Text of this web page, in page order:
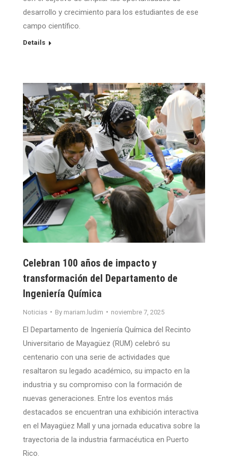
desarrollo y crecimiento para los estudiantes de ese
campo científico.
Details
Celebran 100 años de impacto y
transformación del Departamento de
Ingeniería Química
Noticias By mariam.ludim noviembre 7, 2025
El Departamento de Ingeniería Química del Recinto
Universitario de Mayagüez (RUM) celebró su
centenario con una serie de actividades que
resaltaron su legado académico, su impacto en la
industria y su compromiso con la formación de
nuevas generaciones. Entre los eventos más
destacados se encuentran una exhibición interactiva
en el Mayagüez Mall y una jornada educativa sobre la
trayectoria de la industria farmacéutica en Puerto
Rico.